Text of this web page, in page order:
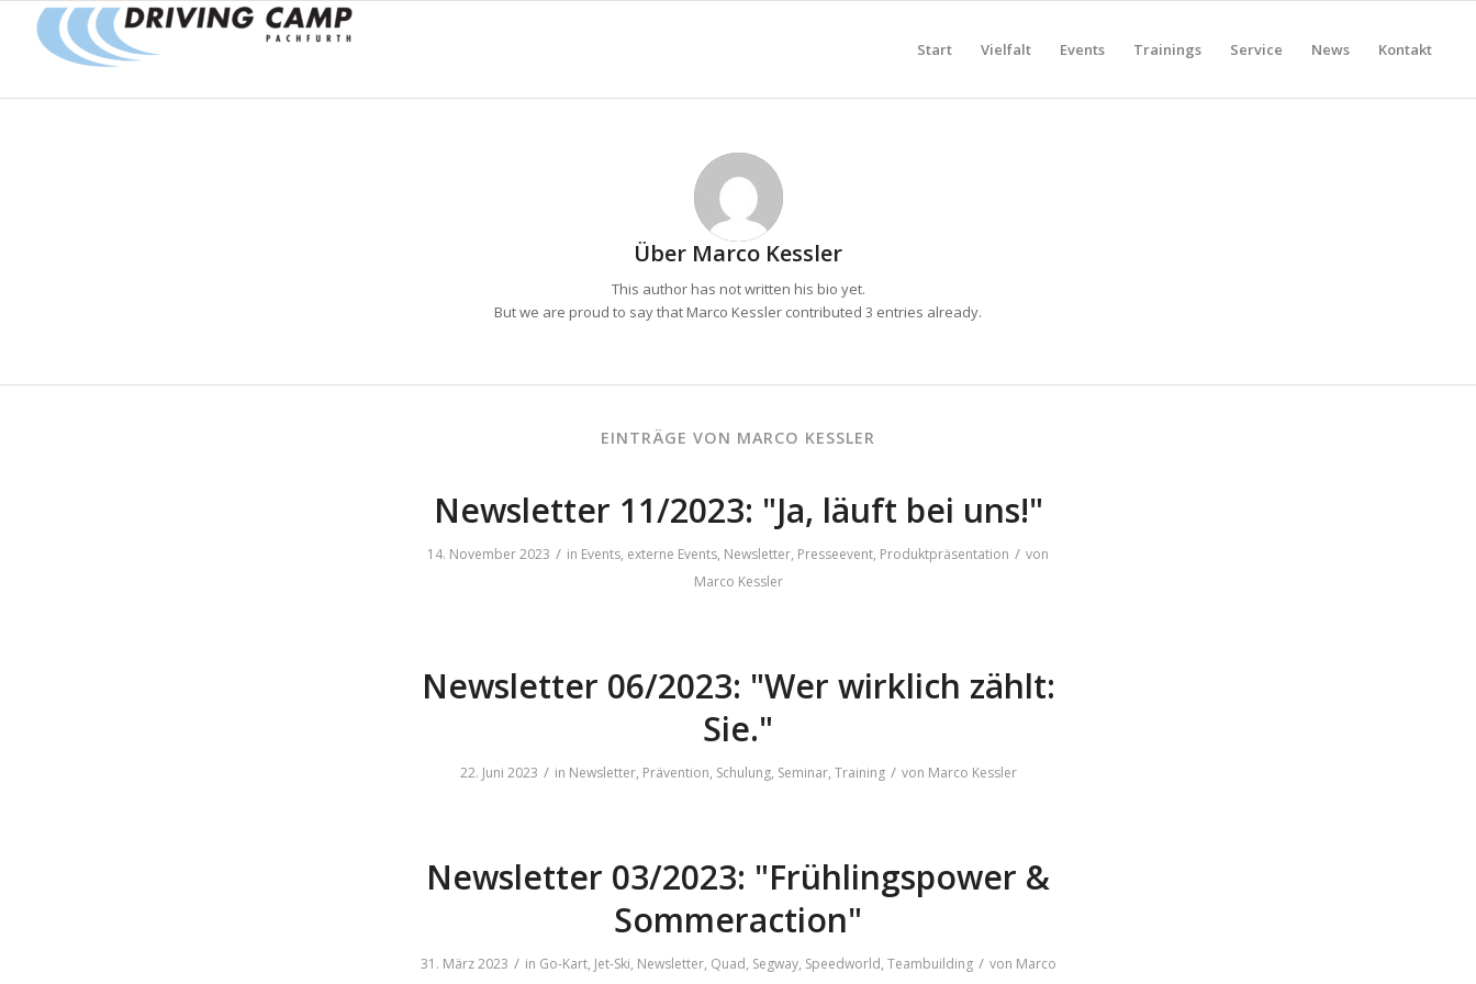
Start Vielfalt Events Trainings Service News Kontakt
Über Marco Kessler
This author has not written his bio yet.
But we are proud to say that Marco Kessler contributed 3 entries already.
EINTRÄGE VON MARCO KESSLER
Newsletter 11/2023: "Ja, läuft bei uns!"
14. November 2023 / in Events, externe Events, Newsletter, Presseevent, Produktpräsentation / von
Marco Kessler
Newsletter 06/2023: "Wer wirklich zählt:
Sie."
22. Juni 2023 / in Newsletter, Prävention, Schulung, Seminar, Training / von Marco Kessler
Newsletter 03/2023: "Frühlingspower &
Sommeraction"
31. März 2023 / in Go-Kart, Jet-Ski, Newsletter, Quad, Segway, Speedworld, Teambuilding / von Marco